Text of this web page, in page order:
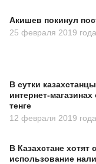
Акишев покинул
25 февраля 2019 года
В сутки
интернет-
тенге
12 февраля 2019 года
В Казахстане хотят
использование